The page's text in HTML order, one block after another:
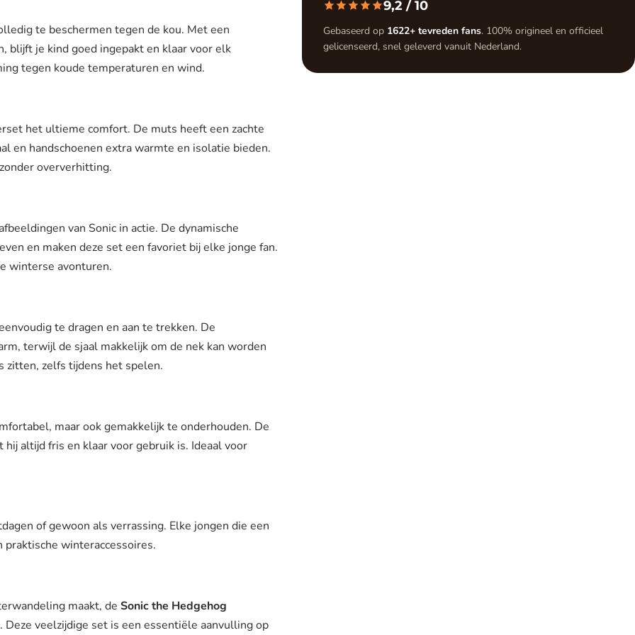
te beschermen tegen de kou. Met een
blijft je kind goed ingepakt en klaar voor elk
tegen koude temperaturen en wind.
het ultieme comfort. De muts heeft een zachte
en handschoenen extra warmte en isolatie bieden.
oververhitting.
van Sonic in actie. De dynamische
en maken deze set een favoriet bij elke jonge fan.
winterse avonturen.
te dragen en aan te trekken. De
terwijl de sjaal makkelijk om de nek kan worden
zitten, zelfs tijdens het spelen.
maar ook gemakkelijk te onderhouden. De
altijd fris en klaar voor gebruik is. Ideaal voor
of gewoon als verrassing. Elke jongen die een
praktische winteraccessoires.
maakt, de Sonic the Hedgehog
veelzijdige set is een essentiële aanvulling op
9,2/ 10
Gebaseerd op 1622+ tevreden fans. 100% origineel en officieel
gelicenseerd, snel geleverd vanuit Nederland.